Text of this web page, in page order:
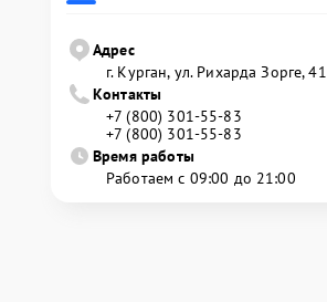
Адрес
г. Курган, ул. Рихарда Зорге, 41
Контакты
+7 (800) 301-55-83
+7 (800) 301-55-83
Время работы
Работаем с 09:00 до 21:00